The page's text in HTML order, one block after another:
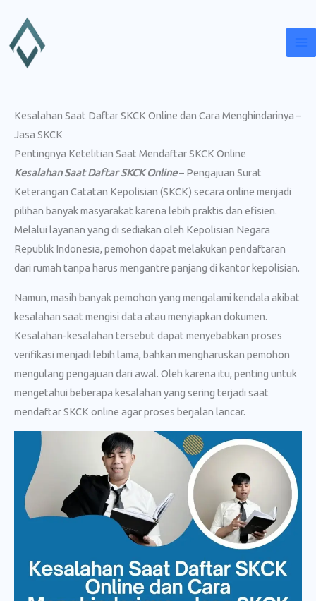
konten
Kesalahan Saat Daftar SKCK Online dan Cara Menghindarinya –
Jasa SKCK
Pentingnya Ketelitian Saat Mendaftar SKCK Online
Kesalahan Saat Daftar SKCK Online– Pengajuan Surat
Keterangan Catatan Kepolisian (SKCK) secara online menjadi
pilihan banyak masyarakat karena lebih praktis dan efisien.
Melalui layanan yang di sediakan oleh Kepolisian Negara
Republik Indonesia, pemohon dapat melakukan pendaftaran
dari rumah tanpa harus mengantre panjang di kantor kepolisian.
Namun, masih banyak pemohon yang mengalami kendala akibat
kesalahan saat mengisi data atau menyiapkan dokumen.
Kesalahan-kesalahan tersebut dapat menyebabkan proses
verifikasi menjadi lebih lama, bahkan mengharuskan pemohon
mengulang pengajuan dari awal. Oleh karena itu, penting untuk
mengetahui beberapa kesalahan yang sering terjadi saat
mendaftar SKCK online agar proses berjalan lancar.